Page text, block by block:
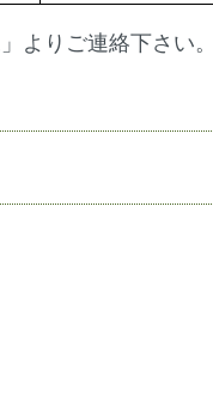
」よりご連絡下さい。